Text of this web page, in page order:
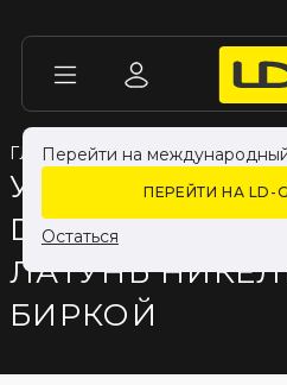
Перейти на
ПЕРЕЙТИ НА LD-
Остаться
ГЛАВНАЯ КАТАЛОГ
УГОЛ 90 ГР LD
DN15 (1/2") ВР/
ЛАТУНЬ
БИРКОЙ
ГЛАВНАЯ КАТАЛОГ